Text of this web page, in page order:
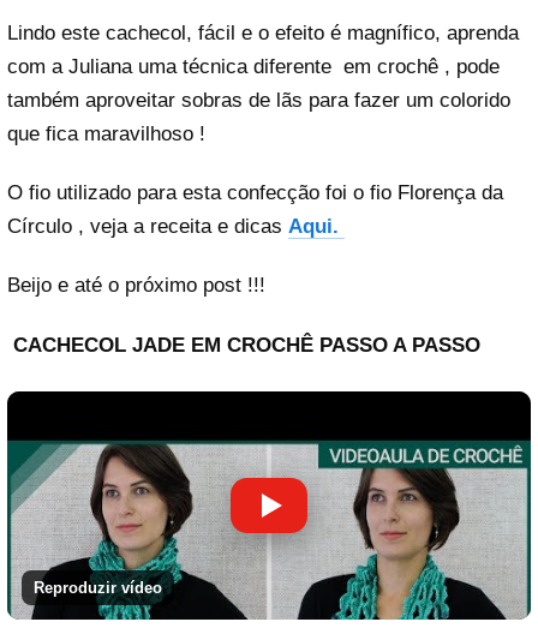
Lindo este cachecol, fácil e o efeito é magnífico, aprenda
com a Juliana uma técnica diferente em crochê , pode
também aproveitar sobras de lãs para fazer um colorido
que fica maravilhoso !
O fio utilizado para esta confecção foi o fio Florença da
Círculo , veja a receita e dicas Aqui.
Beijo e até o próximo post !!!
CACHECOL JADE EM CROCHÊ PASSO A PASSO
Reproduzir vídeo